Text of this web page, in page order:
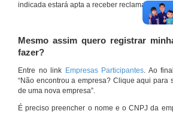
indicada estará apta a receber reclamações
Mesmo assim quero registrar
fazer?
Entre no link Empresas Participantes. Ao
“Não encontrou a empresa? Clique aqui para
de uma nova empresa”.
É preciso preencher o nome e o CNPJ da